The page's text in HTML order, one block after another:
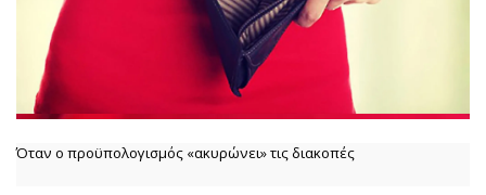
Όταν ο προϋπολογισμός «ακυρώνει» τις διακοπές